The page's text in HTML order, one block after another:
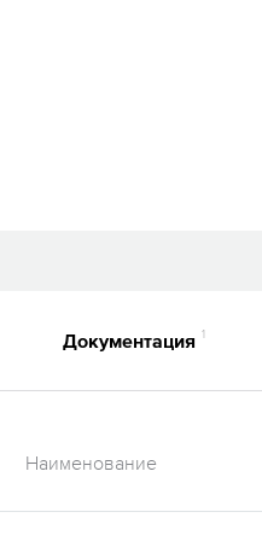
Документация 1
Наименование